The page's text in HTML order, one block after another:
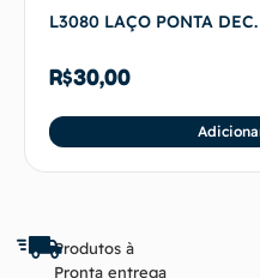
L3080 LAÇO PONTA
R$30,00
Produtos à
Pronta entrega